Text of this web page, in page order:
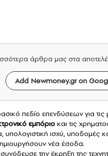
άρθρα μας στα
Add Newmoney.gr on
πεδίο επενδύσεων για
εμπόριο και τις
ισχύ, υποδομές
νέα έσοδα.
την έκρηξη της